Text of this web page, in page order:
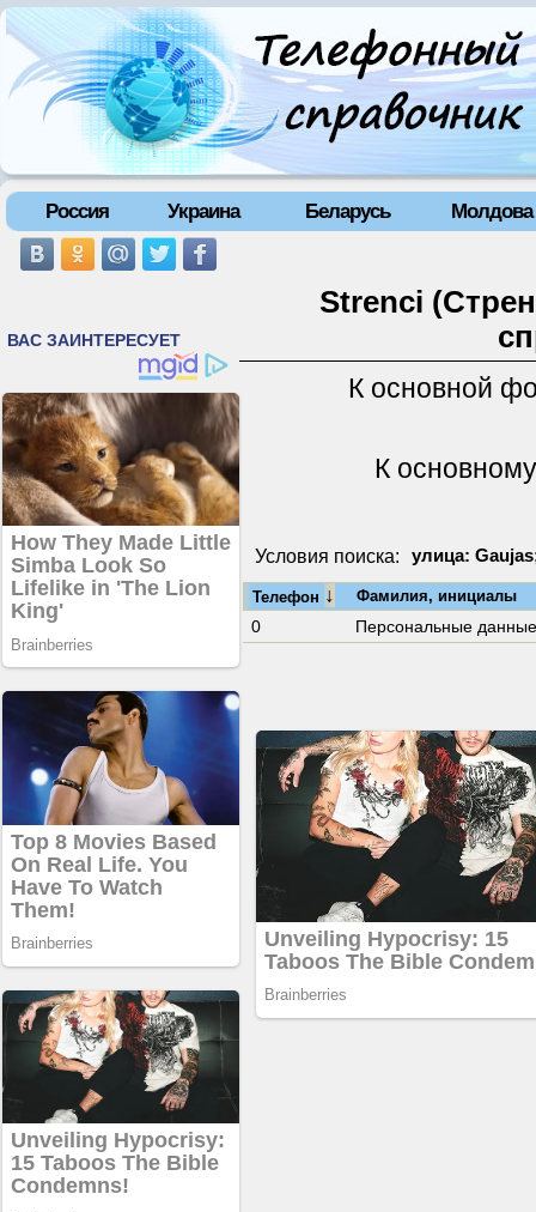
Россия Украина Беларусь Молдова
Strenci
К основной
К
Условия поиска: улица:
Телефон ↓ Фамилия, инициалы
0 Персональные данные